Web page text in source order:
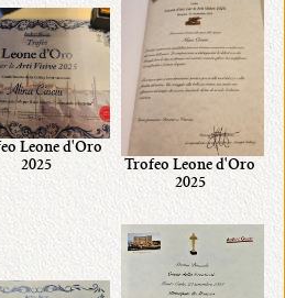
Leone d'Oro
2025
Trofeo Leone d'Oro
2025